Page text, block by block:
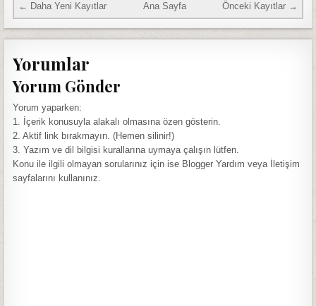
← Daha Yeni Kayıtlar Önceki Kayıtlar →
Ana Sayfa
Yorumlar
Yorum Gönder
Yorum yaparken:
1. İçerik konusuyla alakalı olmasına özen gösterin.
2. Aktif link bırakmayın. (Hemen silinir!)
3. Yazım ve dil bilgisi kurallarına uymaya çalışın lütfen.
Konu ile ilgili olmayan sorularınız için ise Blogger Yardım veya İletişim
sayfalarını kullanınız.